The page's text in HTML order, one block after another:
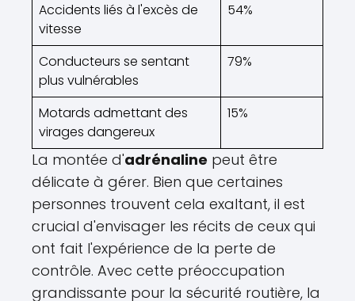
Accidents liés à l'excès de
vitesse
54%
Conducteurs se sentant
plus vulnérables
79%
Motards admettant des
virages dangereux
15%
La montée d'adrénaline peut être
délicate à gérer. Bien que certaines
personnes trouvent cela exaltant, il est
crucial d'envisager les récits de ceux qui
ont fait l'expérience de la perte de
contrôle. Avec cette préoccupation
grandissante pour la sécurité routière, la